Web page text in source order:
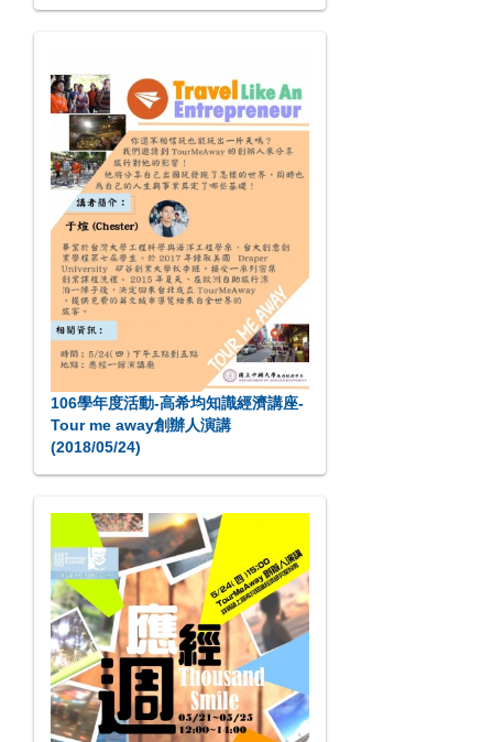
106學年度活動-高希均知識經濟講座-
Tour me away創辦人演講
(2018/05/24)